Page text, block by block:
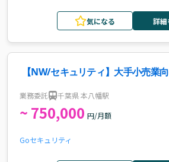
気になる 詳細
【NW/セキュリティ】大手小売業
業務委託 千葉県 本八幡駅
~ 750,000 円/月額
Goセキュリティ